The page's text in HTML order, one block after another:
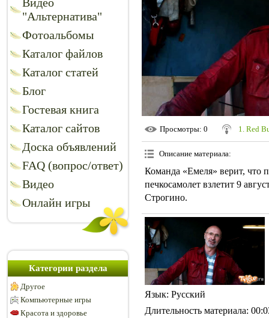
"Альтернатива"
Фотоальбомы
Каталог файлов
Каталог статей
Блог
Гостевая книга
Каталог сайтов
Доска объявлений
FAQ (вопрос/ответ)
Видео
Онлайн игры
Категории раздела
Другое
Компьютерные игры
Красота и здоровье
Просмотры: 0 1. Red
Описание материала:
Команда «Емеля» верит, что
печкосамолет взлетит 9
Строгино.
Язык: Русский
Длительность материала: